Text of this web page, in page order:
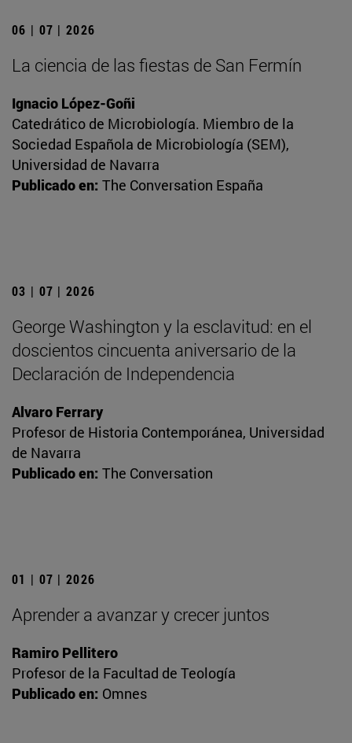
06 | 07 | 2026
La ciencia de las fiestas de San Fermín
Ignacio López-Goñi
Catedrático de Microbiología. Miembro de la
Sociedad Española de Microbiología (SEM),
Universidad de Navarra
Publicado en: The Conversation España
03 | 07 | 2026
George Washington y la esclavitud: en el
doscientos cincuenta aniversario de la
Declaración de Independencia
Alvaro Ferrary
Profesor de Historia Contemporánea, Universidad
de Navarra
Publicado en: The Conversation
01 | 07 | 2026
Aprender a avanzar y crecer juntos
Ramiro Pellitero
Profesor de la Facultad de Teología
Publicado en: Omnes